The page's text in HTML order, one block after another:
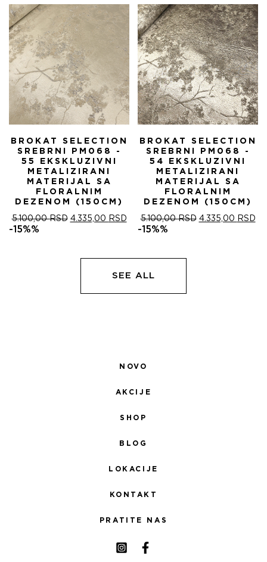
5.100,00 RSD.
BROKAT SELECTION
SREBRNI PM068 -
55 EKSKLUZIVNI
METALIZIRANI
MATERIJAL SA
FLORALNIM
DEZENOM (150CM)
5.100,00RSD ОРИГИНАЛНА
5.100,00 RSD.
4.335,00 RSDТРЕНУТНА
ЦЕНА
-15%%
BROKAT SELECTION
SREBRNI PM068 -
54 EKSKLUZIVNI
METALIZIRANI
MATERIJAL SA
FLORALNIM
DEZENOM (150CM)
5.100,00RSD ОРИГИНАЛНА
4.335,00 RSD
-15%%
SEE ALL
NOVO
AKCIJE
SHOP
BLOG
LOKACIJE
KONTAKT
PRATITE NAS